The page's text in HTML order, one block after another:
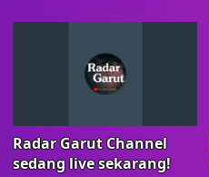
Radar Garut Channel
sedang live sekarang!